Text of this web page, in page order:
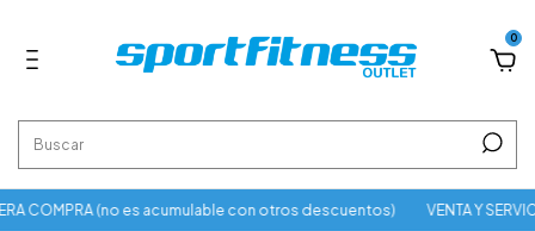
0
COMPRA (no es acumulable con otros descuentos) VENTA Y